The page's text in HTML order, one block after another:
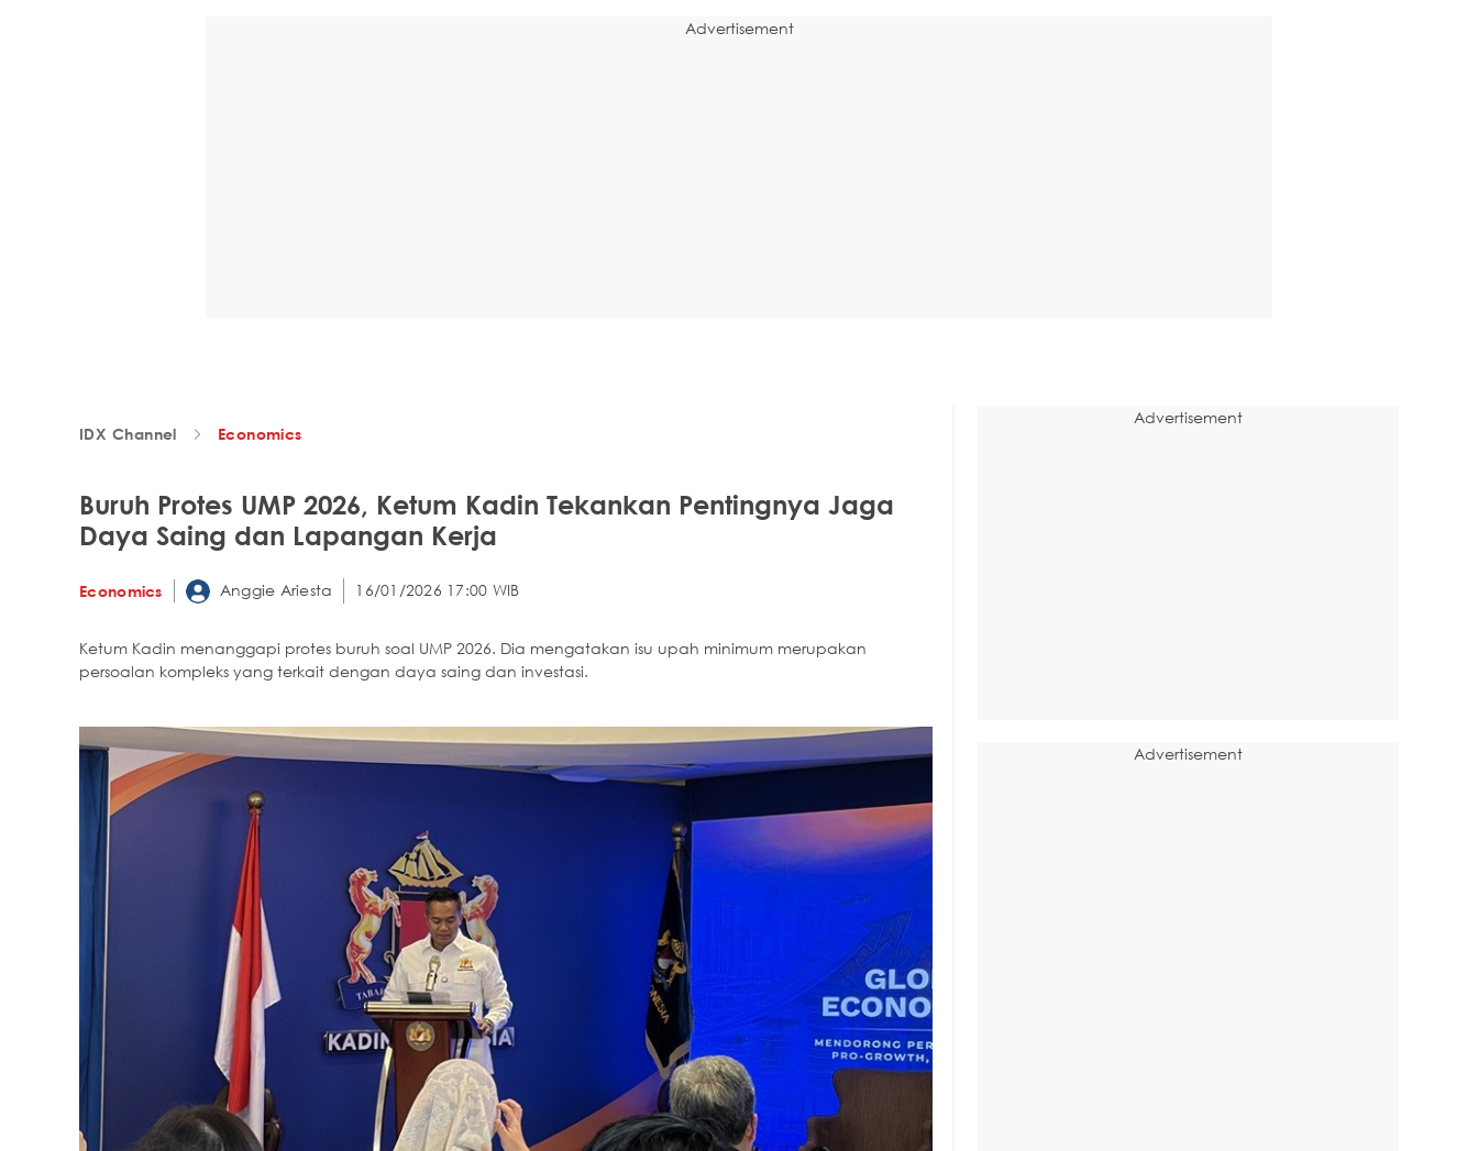
Advertisement
IDX Channel Economics
Buruh Protes UMP 2026, Ketum Kadin Tekankan Pentingnya Jaga
Daya Saing dan Lapangan Kerja
Economics Anggie Ariesta 16/01/2026 17:00 WIB
Ketum Kadin menanggapi protes buruh soal UMP 2026. Dia mengatakan isu upah minimum merupakan
persoalan kompleks yang terkait dengan daya saing dan investasi.
Advertisement
Advertisement